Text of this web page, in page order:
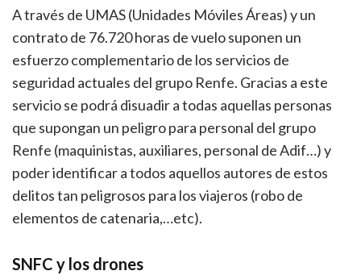
A través de UMAS (Unidades Móviles Áreas) y un
contrato de 76.720 horas de vuelo suponen un
esfuerzo complementario de los servicios de
seguridad actuales del grupo Renfe. Gracias a este
servicio se podrá disuadir a todas aquellas personas
que supongan un peligro para personal del grupo
Renfe (maquinistas, auxiliares, personal de Adif…) y
poder identificar a todos aquellos autores de estos
delitos tan peligrosos para los viajeros (robo de
elementos de catenaria,…etc).
SNFC y los drones